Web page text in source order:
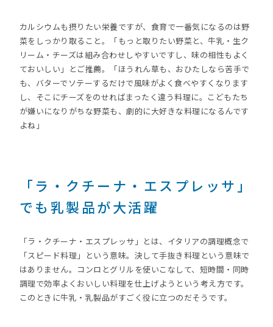
カルシウムも摂りたい栄養ですが、食育で一番気になるのは野
菜をしっかり取ること。「もっと取りたい野菜と、牛乳・生ク
リーム・チーズは組み合わせしやすいですし、味の相性もよく
ておいしい」とご推薦。「ほうれん草も、おひたしなら苦手で
も、バターでソテーするだけで風味がよく食べやすくなります
し、そこにチーズをのせればまったく違う料理に。こどもたち
が嫌いになりがちな野菜も、劇的に大好きな料理になるんです
よね」
「ラ・クチーナ・エスプレッサ」
でも乳製品が大活躍
「ラ・クチーナ・エスプレッサ」とは、イタリアの調理概念で
「スピード料理」という意味。決して手抜き料理という意味で
はありません。コンロとグリルを使いこなして、短時間・同時
調理で効率よくおいしい料理を仕上げようという考え方です。
このときに牛乳・乳製品がすごく役に立つのだそうです。